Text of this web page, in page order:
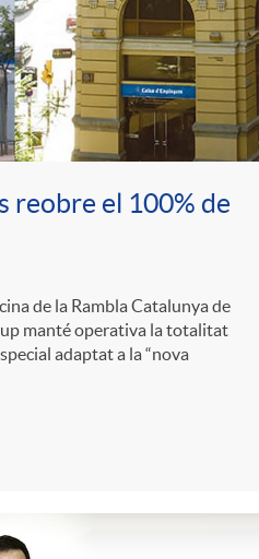
reobre el 100% de
de la Rambla Catalunya de
manté operativa la totalitat
adaptat a la “nova